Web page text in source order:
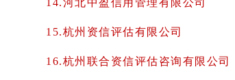
14.河北中盈信用管理有限公司
15.杭州资信评估有限公司
16.杭州联合资信评估咨询有限公司